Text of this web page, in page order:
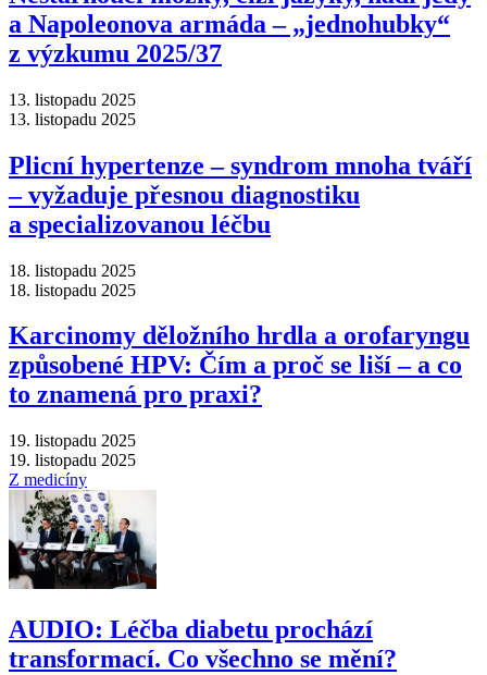
a Napoleonova armáda –⁠ „jednohubky“
z výzkumu 2025/37
13. listopadu 2025
13. listopadu 2025
Plicní hypertenze –⁠ syndrom mnoha tváří
–⁠ vyžaduje přesnou diagnostiku
a specializovanou léčbu
18. listopadu 2025
18. listopadu 2025
Karcinomy děložního hrdla a orofaryngu
způsobené HPV: Čím a proč se liší –⁠ a co
to znamená pro praxi?
19. listopadu 2025
19. listopadu 2025
Z medicíny
AUDIO: Léčba diabetu prochází
transformací. Co všechno se mění?